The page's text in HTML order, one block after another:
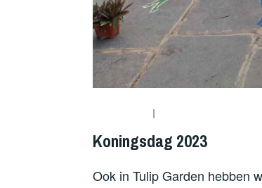
Koningsdag 2023
Ook in Tulip Garden hebben